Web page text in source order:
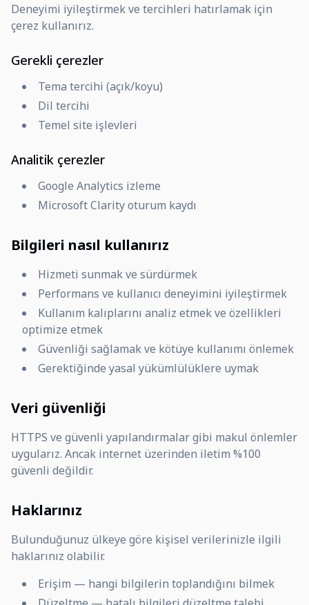
Deneyimi iyileştirmek ve tercihleri hatırlamak için
çerez kullanırız.
Gerekli çerezler
Tema tercihi (açık/koyu)
Dil tercihi
Temel site işlevleri
Analitik çerezler
Google Analytics izleme
Microsoft Clarity oturum kaydı
Bilgileri nasıl kullanırız
Hizmeti sunmak ve sürdürmek
Performans ve kullanıcı deneyimini iyileştirmek
Kullanım kalıplarını analiz etmek ve özellikleri
optimize etmek
Güvenliği sağlamak ve kötüye kullanımı önlemek
Gerektiğinde yasal yükümlülüklere uymak
Veri güvenliği
HTTPS ve güvenli yapılandırmalar gibi makul önlemler
uygularız. Ancak internet üzerinden iletim %100
güvenli değildir.
Haklarınız
Bulunduğunuz ülkeye göre kişisel verilerinizle ilgili
haklarınız olabilir.
Erişim — hangi bilgilerin toplandığını bilmek